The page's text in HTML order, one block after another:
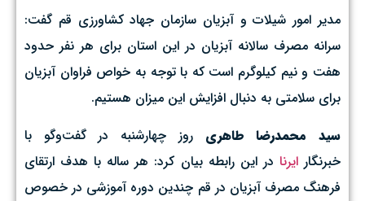
مدیر امور شیلات و آبزیان سازمان جهاد کشاورزی قم گفت:
سرانه مصرف سالانه آبزیان در این استان برای هر نفر حدود
هفت و نیم کیلوگرم است که با توجه به خواص فراوان آبزیان
برای سلامتی به دنبال افزایش این میزان هستیم.
سید محمدرضا طاهری روز چهارشنبه در گفت‌وگو با
خبرنگارایرنا در این رابطه بیان کرد: هر ساله با هدف ارتقای
فرهنگ مصرف آبزیان در قم چندین دوره آموزشی در خصوص